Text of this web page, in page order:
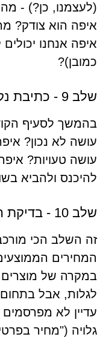
(לעצמנו, כן?) -
איפה הוא צודק?
איפה אנחנו
כמובן)?
שלב 9 - כתיבת נקודות החולשה של המתחרה
בהמשך לסעיף
עושה לא נכון?
עושה טעויות?
להיכנס ולהביא
שלב 10 - בדיקת המחירים בשוק
זה השלב הכי
המחירים
במקרה של
לגלות, אבל
עדיין לא
גלויה ("מחיר